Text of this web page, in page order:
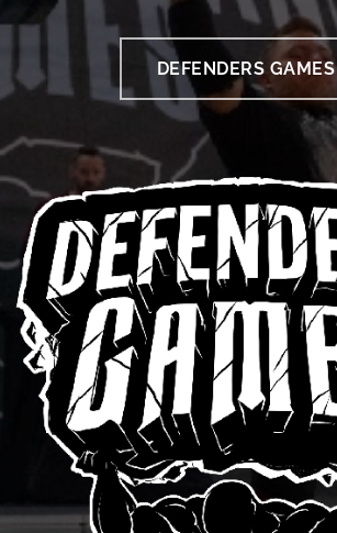
DEFENDERS GAMES